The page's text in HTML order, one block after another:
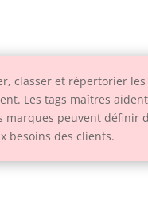
classer et répertorier
Les tags maîtres
marques peuvent définir
besoins des clients.